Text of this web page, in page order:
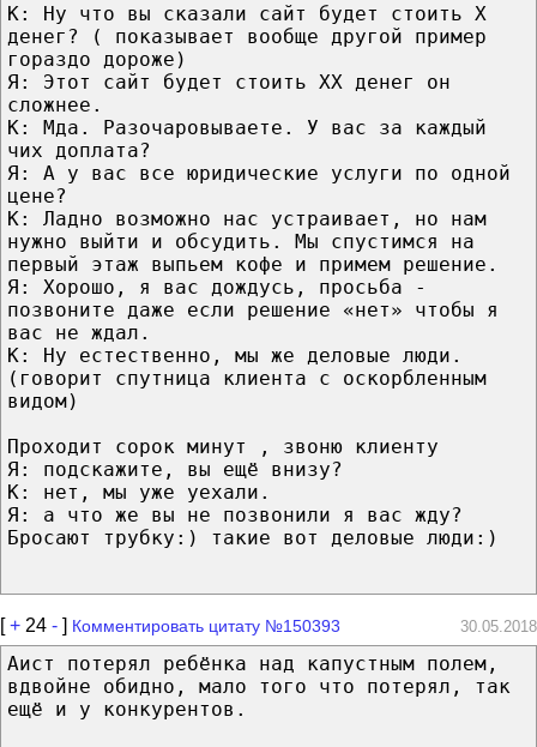
К: Ну что вы сказали сайт будет стоить Х
денег? ( показывает вообще другой пример
гораздо дороже)
Я: Этот сайт будет стоить ХХ денег он
сложнее.
К: Мда. Разочаровываете. У вас за каждый
чих доплата?
Я: А у вас все юридические услуги по одной
цене?
К: Ладно возможно нас устраивает, но нам
нужно выйти и обсудить. Мы спустимся на
первый этаж выпьем кофе и примем решение.
Я: Хорошо, я вас дождусь, просьба -
позвоните даже если решение «нет» чтобы я
вас не ждал.
К: Ну естественно, мы же деловые люди.
(говорит спутница клиента с оскорбленным
видом)
Проходит сорок минут , звоню клиенту
Я: подскажите, вы ещё внизу?
К: нет, мы уже уехали.
Я: а что же вы не позвонили я вас жду?
Бросают трубку:) такие вот деловые люди:)
[+ 24 - ] Комментировать цитату №150393 30.05.2018
Аист потерял ребёнка над капустным полем,
вдвойне обидно, мало того что потерял, так
ещё и у конкурентов.